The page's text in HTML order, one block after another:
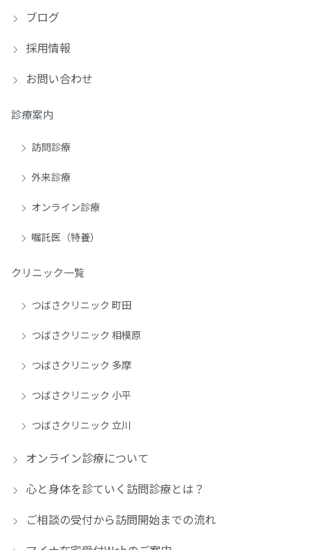
ブログ
採用情報
お問い合わせ
診療案内
訪問診療
外来診療
オンライン診療
嘱託医（特養）
クリニック一覧
つばさクリニック 町田
つばさクリニック 相模原
つばさクリニック 多摩
つばさクリニック 小平
つばさクリニック 立川
オンライン診療について
心と身体を診ていく訪問診療とは？
ご相談の受付から訪問開始までの流れ